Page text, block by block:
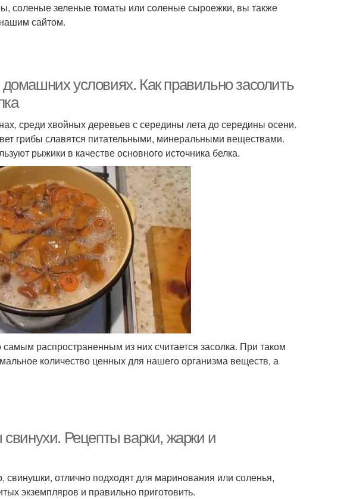
соленые зеленые томаты или соленые сыроежки, вы также
сайтом.
условиях. Как правильно засолить
среди хвойных деревьев с середины лета до середины осени.
грибы славятся питательными, минеральными веществами.
рыжики в качестве основного источника белка.
распространенным из них считается засолка. При таком
количество ценных для нашего организма веществ, а
свинухи. Рецепты варки, жарки и
свинушки, отлично подходят для маринования или соленья,
экземпляров и правильно приготовить.